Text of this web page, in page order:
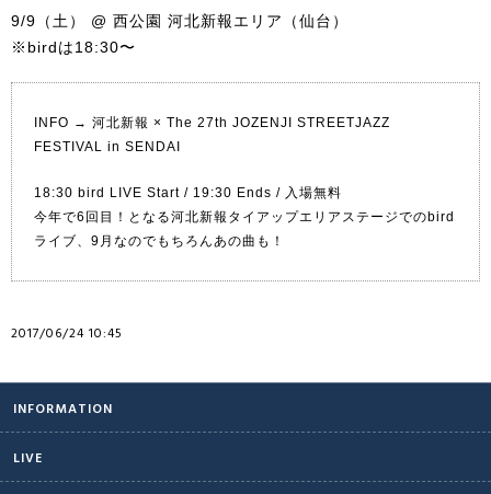
9/9（土） @ 西公園 河北新報エリア（仙台）
※birdは18:30〜
INFO → 河北新報 × The 27th JOZENJI STREETJAZZ
FESTIVAL in SENDAI
18:30 bird LIVE Start / 19:30 Ends / 入場無料
今年で6回目！となる河北新報タイアップエリアステージでのbird
ライブ、9月なのでもちろんあの曲も！
2017/06/24 10:45
INFORMATION
LIVE